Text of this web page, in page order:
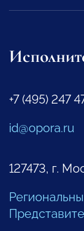
+7 (495) 247
id@opora.ru
127473, г.